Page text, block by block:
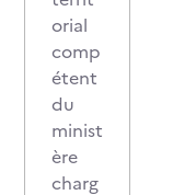
orial
comp
étent
du
minist
ère
charg